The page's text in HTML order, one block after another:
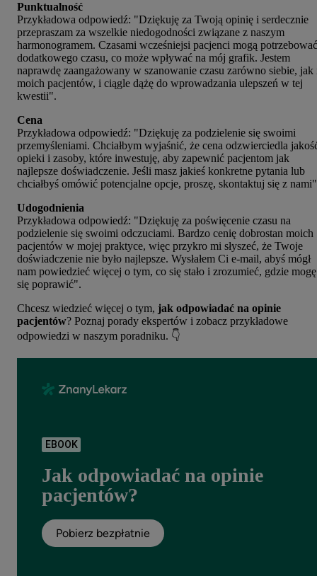
Punktualność
Przykładowa odpowiedź: "Dziękuję za Twoją opinię i serdecznie
przepraszam za wszelkie niedogodności związane z naszym
harmonogramem. Czasami wcześniejsi pacjenci mogą potrzebować
dodatkowego czasu, co może wpływać na mój grafik. Jestem
naprawdę zaangażowany w szanowanie czasu zarówno siebie, jak
moich pacjentów, i ciągle dążę do wprowadzania ulepszeń w tej
kwestii".
Cena
Przykładowa odpowiedź: "Dziękuję za podzielenie się swoimi
przemyśleniami. Chciałbym wyjaśnić, że cena odzwierciedla
opieki i zasoby, które inwestuję, aby zapewnić pacjentom jak
najlepsze doświadczenie. Jeśli masz jakieś konkretne pytania lub
chciałbyś omówić potencjalne opcje, proszę, skontaktuj się z
Udogodnienia
Przykładowa odpowiedź: "Dziękuję za poświęcenie czasu na
podzielenie się swoimi odczuciami. Bardzo cenię dobrostan moich
pacjentów w mojej praktyce, więc przykro mi słyszeć, że Twoje
doświadczenie nie było najlepsze. Wysłałem Ci e-mail, abyś mógł
nam powiedzieć więcej o tym, co się stało i zrozumieć, gdzie mogę
się poprawić".
Chcesz wiedzieć więcej o tym, jak odpowiadać na opinie
pacjentów? Poznaj porady ekspertów i zobacz przykładowe
odpowiedzi w naszym poradniku. 👇
EBOOK
Jak odpowiadać na opinie
pacjentów?
Pobierz bezpłatnie